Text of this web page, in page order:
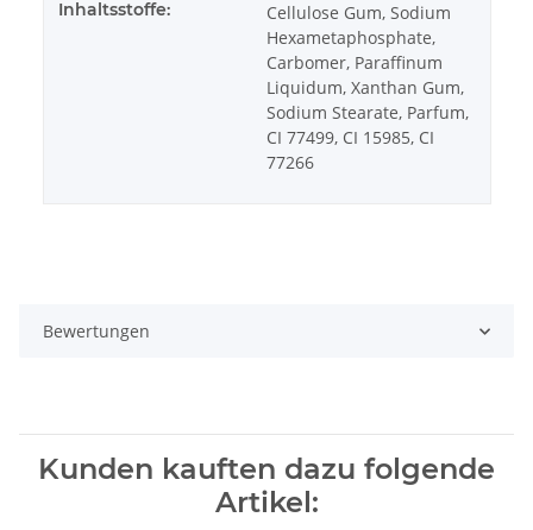
Inhaltsstoffe:
Cellulose Gum, Sodium
Hexametaphosphate,
Carbomer, Paraffinum
Liquidum, Xanthan Gum,
Sodium Stearate, Parfum,
CI 77499, CI 15985, CI
77266
Bewertungen
Kunden kauften dazu folgende
Artikel: